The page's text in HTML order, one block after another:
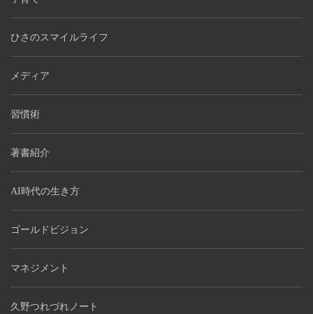
ひさのスマイルライフ
メディア
習慣術
著書紹介
AI時代の生き方
ゴールドビジョン
マネジメント
久野つれづれノート